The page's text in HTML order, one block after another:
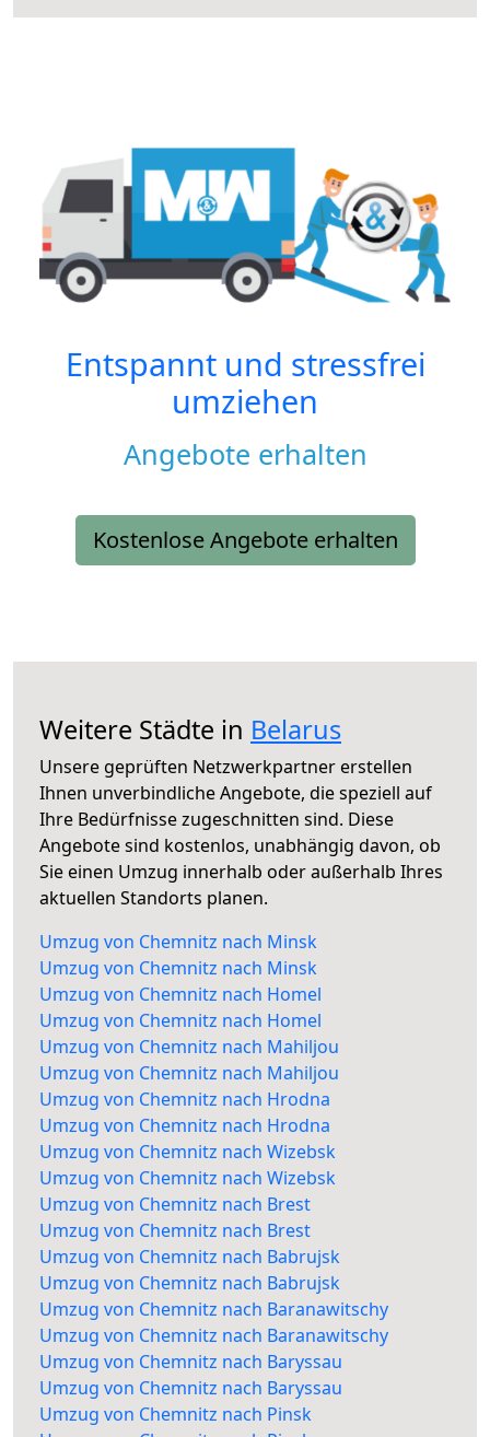
Entspannt und stressfrei
umziehen
Angebote erhalten
Kostenlose Angebote erhalten
Weitere Städte in Belarus
Unsere geprüften Netzwerkpartner erstellen
Ihnen unverbindliche Angebote, die speziell auf
Ihre Bedürfnisse zugeschnitten sind. Diese
Angebote sind kostenlos, unabhängig davon, ob
Sie einen Umzug innerhalb oder außerhalb Ihres
aktuellen Standorts planen.
Umzug von Chemnitz nach Minsk
Umzug von Chemnitz nach Minsk
Umzug von Chemnitz nach Homel
Umzug von Chemnitz nach Homel
Umzug von Chemnitz nach Mahiljou
Umzug von Chemnitz nach Mahiljou
Umzug von Chemnitz nach Hrodna
Umzug von Chemnitz nach Hrodna
Umzug von Chemnitz nach Wizebsk
Umzug von Chemnitz nach Wizebsk
Umzug von Chemnitz nach Brest
Umzug von Chemnitz nach Brest
Umzug von Chemnitz nach Babrujsk
Umzug von Chemnitz nach Babrujsk
Umzug von Chemnitz nach Baranawitschy
Umzug von Chemnitz nach Baranawitschy
Umzug von Chemnitz nach Baryssau
Umzug von Chemnitz nach Baryssau
Umzug von Chemnitz nach Pinsk